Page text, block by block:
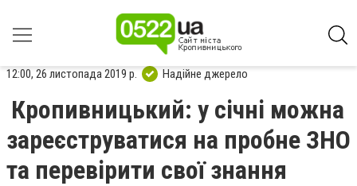
12:00, 26 листопада 2019 р. Надійне джерело
Кропивницький: у січні можна
зареєструватися на пробне ЗНО
та перевірити свої знання